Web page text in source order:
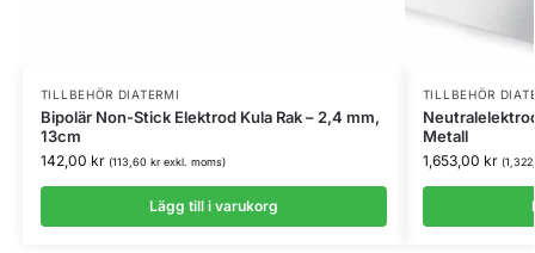
TILLBEHÖR DIATERMI
Bipolär Non-Stick Elektrod Kula Rak – 2,4 mm,
13cm
142,00 kr (113,60 krexkl. moms)
Lägg till i varukorg
TILLBEHÖR
Metall
1,653,00 kr (